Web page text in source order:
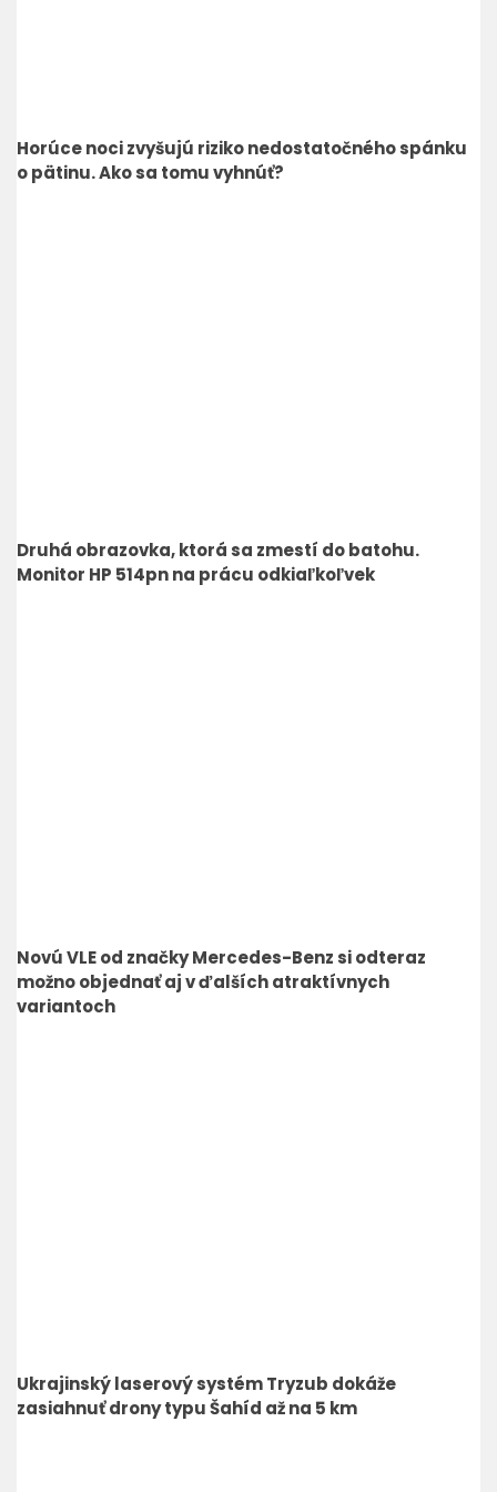
Horúce noci zvyšujú riziko nedostatočného spánku
o pätinu. Ako sa tomu vyhnúť?
Druhá obrazovka, ktorá sa zmestí do batohu.
Monitor HP 514pn na prácu odkiaľkoľvek
Novú VLE od značky Mercedes-Benz si odteraz
možno objednať aj v ďalších atraktívnych
variantoch
Ukrajinský laserový systém Tryzub dokáže
zasiahnuť drony typu Šahíd až na 5 km